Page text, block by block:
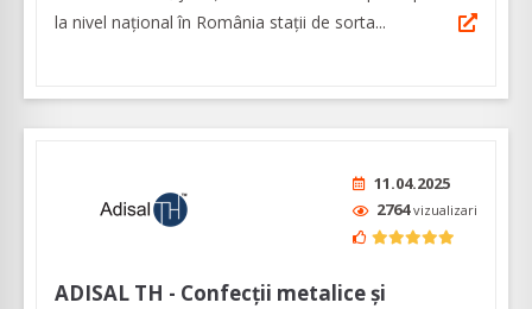
la nivel naţional în România stații de sorta...
11.04.2025
2764vizualizari
ADISAL TH - Confecții metalice și